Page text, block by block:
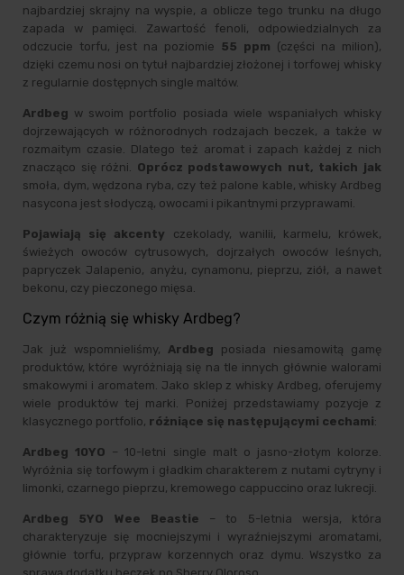
najbardziej skrajny na wyspie, a oblicze tego trunku na długo
zapada w pamięci. Zawartość fenoli, odpowiedzialnych za
odczucie torfu, jest na poziomie 55 ppm (części na milion),
dzięki czemu nosi on tytuł najbardziej złożonej i torfowej whisky
z regularnie dostępnych single maltów.
Ardbeg w swoim portfolio posiada wiele wspaniałych whisky
dojrzewających w różnorodnych rodzajach beczek, a także w
rozmaitym czasie. Dlatego też aromat i zapach każdej z nich
znacząco się różni. Oprócz podstawowych nut, takich jak
smoła, dym, wędzona ryba, czy też palone kable, whisky Ardbeg
nasycona jest słodyczą, owocami i pikantnymi przyprawami.
Pojawiają się akcenty czekolady, wanilii, karmelu, krówek,
świeżych owoców cytrusowych, dojrzałych owoców leśnych,
papryczek Jalapenio, anyżu, cynamonu, pieprzu, ziół, a nawet
bekonu, czy pieczonego mięsa.
Czym różnią się whisky Ardbeg?
Jak już wspomnieliśmy, Ardbeg posiada niesamowitą gamę
produktów, które wyróżniają się na tle innych głównie walorami
smakowymi i aromatem. Jako sklep z whisky Ardbeg, oferujemy
wiele produktów tej marki. Poniżej przedstawiamy pozycje z
klasycznego portfolio, różniące się następującymi cechami:
Ardbeg 10YO – 10-letni single malt o jasno-złotym kolorze.
Wyróżnia się torfowym i gładkim charakterem z nutami cytryny i
limonki, czarnego pieprzu, kremowego cappuccino oraz lukrecji.
Ardbeg 5YO Wee Beastie
– to 5-letnia wersja, która
charakteryzuje się mocniejszymi i wyraźniejszymi aromatami,
głównie torfu, przypraw korzennych oraz dymu. Wszystko za